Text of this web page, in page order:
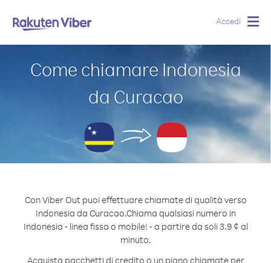
Accedi
Come chiamare Indonesia
da Curacao
Con Viber Out puoi effettuare chiamate di qualità verso
Indonesia da Curacao.Chiama qualsiasi numero in
Indonesia - linea fissa o mobile! - a partire da soli 3.9 ¢ al
minuto.
Acquista pacchetti di credito o un piano chiamate per